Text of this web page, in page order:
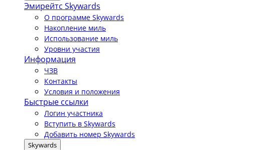
Эмирейтс Skywards
О программе Skywards
Накопление миль
Использование миль
Уровни участия
Информация
ЧЗВ
Контакты
Условия и положения
Быстрые ссылки
Логин участника
Вступить в Skywards
Добавить номер Skywards
Skywards